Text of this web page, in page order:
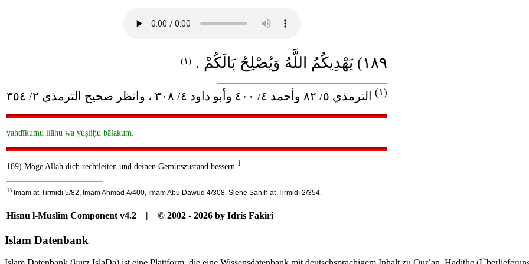
١٨٩) يَهْدِيكُمُ اللَّهُ وَيُصْلِحُ بَالَكُمْ . (١)
(١) الترمذي ٥/ ٨٢ وأحمد ٤/ ٤٠٠ وأبو داود ٤/ ٣٠٨ ، وانظر صحيح الترمذي ٢/ ٣٥٤
yahdīkumu llāhu wa yuṣliḥu bālakum.
189) Möge Allāh dich rechtleiten und deinen Gemütszustand bessern.1
1) Imām at-Tirmiḏī 5/82, Imām Aḥmad 4/400, Imām Abū Dawūd 4/308. Siehe Ṣaḥīḥ at-Tirmiḏī 2/354.
Hisnu l-Muslim Component v4.2 | © 2002 - 2026 by Idris Fakiri
Islam Datenbank